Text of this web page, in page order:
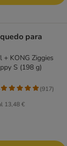
para
+ KONG Ziggies
S (198 g)
13,48 €
(917)